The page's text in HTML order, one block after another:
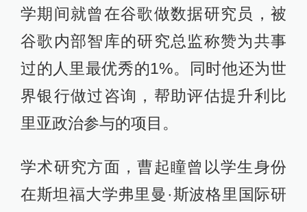
学期间就曾在谷歌做数据研究员，被
谷歌内部智库的研究总监称赞为共事
过的人里最优秀的1%。同时他还为世
界银行做过咨询，帮助评估提升利比
里亚政治参与的项目。
学术研究方面，曹起瞳曾以学生身份
在斯坦福大学弗里曼·斯波格里国际研